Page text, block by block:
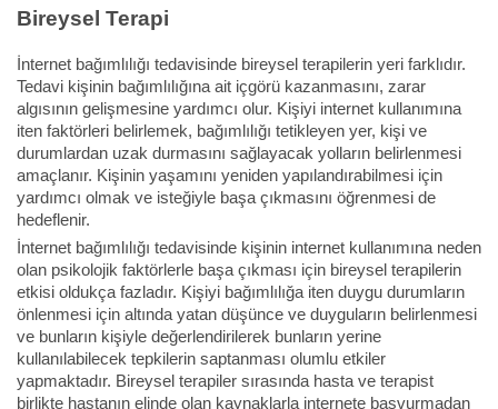
Bireysel Terapi
İnternet bağımlılığı tedavisinde bireysel terapilerin yeri farklıdır.
Tedavi kişinin bağımlılığına ait içgörü kazanmasını, zarar
algısının gelişmesine yardımcı olur. Kişiyi internet kullanımına
iten faktörleri belirlemek, bağımlılığı tetikleyen yer, kişi ve
durumlardan uzak durmasını sağlayacak yolların belirlenmesi
amaçlanır. Kişinin yaşamını yeniden yapılandırabilmesi için
yardımcı olmak ve isteğiyle başa çıkmasını öğrenmesi de
hedeflenir.
İnternet bağımlılığı tedavisinde kişinin internet kullanımına neden
olan psikolojik faktörlerle başa çıkması için bireysel terapilerin
etkisi oldukça fazladır. Kişiyi bağımlılığa iten duygu durumların
önlenmesi için altında yatan düşünce ve duyguların belirlenmesi
ve bunların kişiyle değerlendirilerek bunların yerine
kullanılabilecek tepkilerin saptanması olumlu etkiler
yapmaktadır. Bireysel terapiler sırasında hasta ve terapist
birlikte hastanın elinde olan kaynaklarla internete başvurmadan